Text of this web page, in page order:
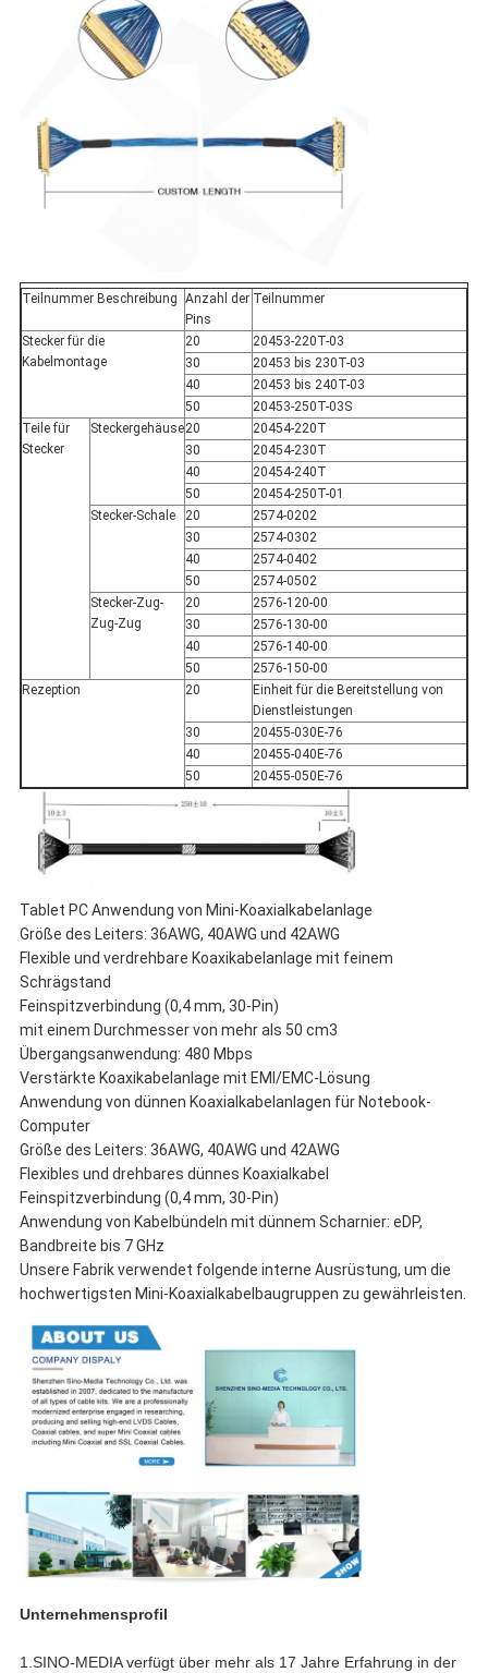
Teilnummer Beschreibung Anzahl der
Pins
Teilnummer
Stecker für die
Kabelmontage
20
20453-220T-03
30
20453 bis 230T-03
40
20453 bis 240T-03
50
20453-250T-03S
Teile für
Stecker
Steckergehäuse20
20454-220T
30
20454-230T
40
20454-240T
50
20454-250T-01
Stecker-Schale
20
2574-0202
30
2574-0302
40
2574-0402
50
2574-0502
Stecker-Zug-
Zug-Zug
20
2576-120-00
30
2576-130-00
40
2576-140-00
50
2576-150-00
Rezeption
20
Einheit für die Bereitstellung von
Dienstleistungen
30
20455-030E-76
40
20455-040E-76
50
20455-050E-76
Tablet PC Anwendung von Mini-Koaxialkabelanlage
Größe des Leiters: 36AWG, 40AWG und 42AWG
Flexible und verdrehbare Koaxikabelanlage mit feinem
Schrägstand
Feinspitzverbindung (0,4 mm, 30-Pin)
mit einem Durchmesser von mehr als 50 cm3
Übergangsanwendung: 480 Mbps
Verstärkte Koaxikabelanlage mit EMI/EMC-Lösung
Anwendung von dünnen Koaxialkabelanlagen für Notebook-
Computer
Größe des Leiters: 36AWG, 40AWG und 42AWG
Flexibles und drehbares dünnes Koaxialkabel
Feinspitzverbindung (0,4 mm, 30-Pin)
Anwendung von Kabelbündeln mit dünnem Scharnier: eDP,
Bandbreite bis 7 GHz
Unsere Fabrik verwendet folgende interne Ausrüstung, um die
hochwertigsten Mini-Koaxialkabelbaugruppen zu gewährleisten.
Unternehmensprofil
1.SINO-MEDIA verfügt über mehr als 17 Jahre Erfahrung in der